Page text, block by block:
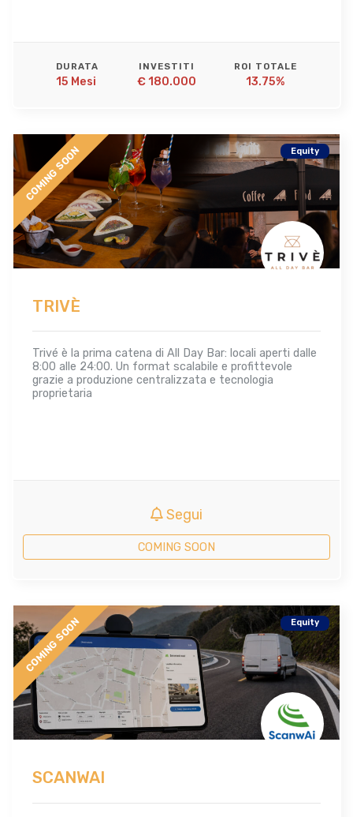
COMING SOON Equity
TRIVÈ
Trivé è la prima catena di All Day Bar: locali aperti dalle
8:00 alle 24:00. Un format scalabile e profittevole
grazie a produzione centralizzata e tecnologia
proprietaria
Segui
COMING SOON
COMING SOON Equity
SCANWAI
DURATA
15 Mesi
INVESTITI
€ 180.000
ROI TOTALE
13.75%